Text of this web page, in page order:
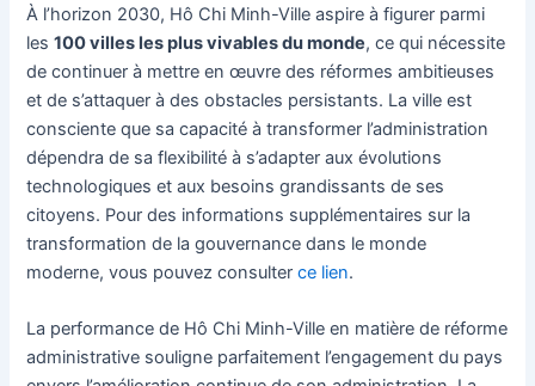
À l’horizon 2030, Hô Chi Minh-Ville aspire à figurer parmi
les100 villes les plus vivables du monde, ce qui nécessite
de continuer à mettre en œuvre des réformes ambitieuses
et de s’attaquer à des obstacles persistants. La ville est
consciente que sa capacité à transformer l’administration
dépendra de sa flexibilité à s’adapter aux évolutions
technologiques et aux besoins grandissants de ses
citoyens. Pour des informations supplémentaires sur la
transformation de la gouvernance dans le monde
moderne, vous pouvez consulterce lien.
La performance de Hô Chi Minh-Ville en matière de réforme
administrative souligne parfaitement l’engagement du pays